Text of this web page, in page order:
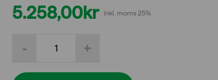
5.258,00kr inkl. moms 25%
+
-